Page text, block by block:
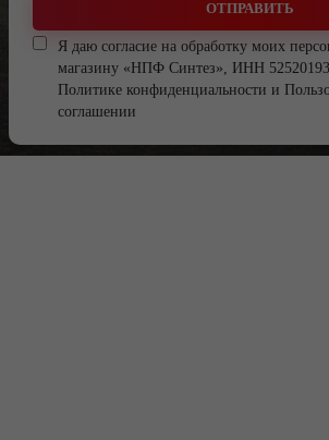
ОТПРАВИТЬ
Я даю согласие на обработку моих
магазину «НПФ Синтез», ИНН
Политике конфиденциальности и
соглашении